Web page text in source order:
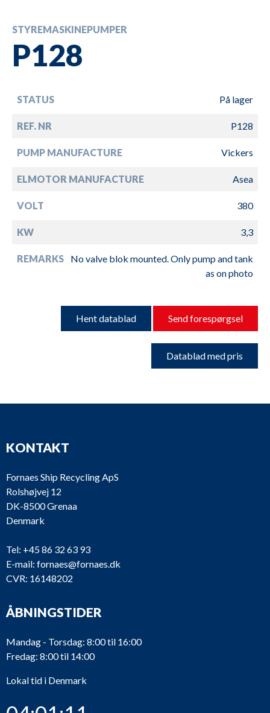
STYREMASKINEPUMPER
P128
STATUS På lager
REF. NR P128
PUMP MANUFACTURE Vickers
ELMOTOR MANUFACTURE Asea
VOLT 380
KW 3,3
REMARKS
No valve blok mounted. Only pump and tank
as on photo
Hent datablad Send forespørgsel
Datablad med pris
KONTAKT
Fornaes Ship Recycling ApS
Rolshøjvej 12
DK-8500 Grenaa
Denmark
Tel: +45 86 32 63 93
E-mail: fornaes@fornaes.dk
CVR: 16148202
ÅBNINGSTIDER
Mandag - Torsdag: 8:00 til 16:00
Fredag: 8:00 til 14:00
Lokal tid i Denmark